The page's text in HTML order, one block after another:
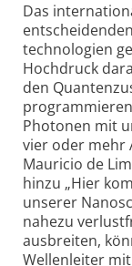
Das
technologien
Hochdruck
den
Photonen mit
vier oder mehr
Mauricio de
hinzu „Hier
unserer
nahezu
ausbreiten,
Wellenleiter